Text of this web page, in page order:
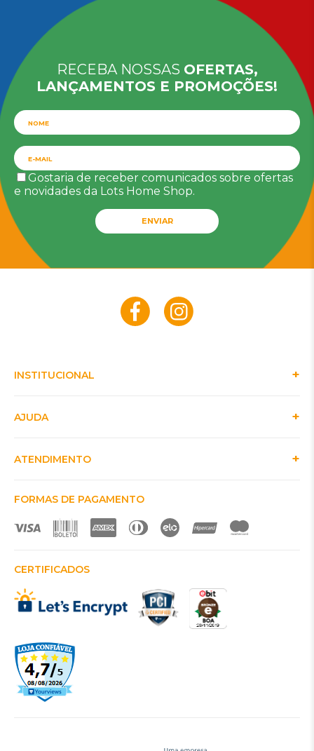
RECEBA NOSSAS OFERTAS,
LANÇAMENTOS E PROMOÇÕES!
Gostaria de receber comunicados sobre ofertas
e novidades da Lots Home Shop.
ENVIAR
INSTITUCIONAL
AJUDA
ATENDIMENTO
FORMAS DE PAGAMENTO
CERTIFICADOS